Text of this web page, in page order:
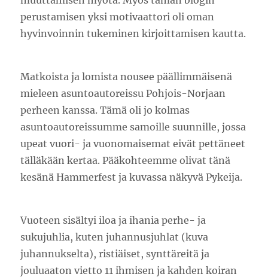
perustamisen yksi motivaattori oli oman
hyvinvoinnin tukeminen kirjoittamisen kautta.
Matkoista ja lomista nousee päällimmäisenä
mieleen asuntoautoreissu Pohjois-Norjaan
perheen kanssa. Tämä oli jo kolmas
asuntoautoreissumme samoille suunnille, jossa
upeat vuori- ja vuonomaisemat eivät pettäneet
tälläkään kertaa. Pääkohteemme olivat tänä
kesänä Hammerfest ja kuvassa näkyvä Pykeija.
Vuoteen sisältyi iloa ja ihania perhe- ja
sukujuhlia, kuten juhannusjuhlat (kuva
juhannukselta), ristiäiset, synttäreitä ja
jouluaaton vietto 11 ihmisen ja kahden koiran